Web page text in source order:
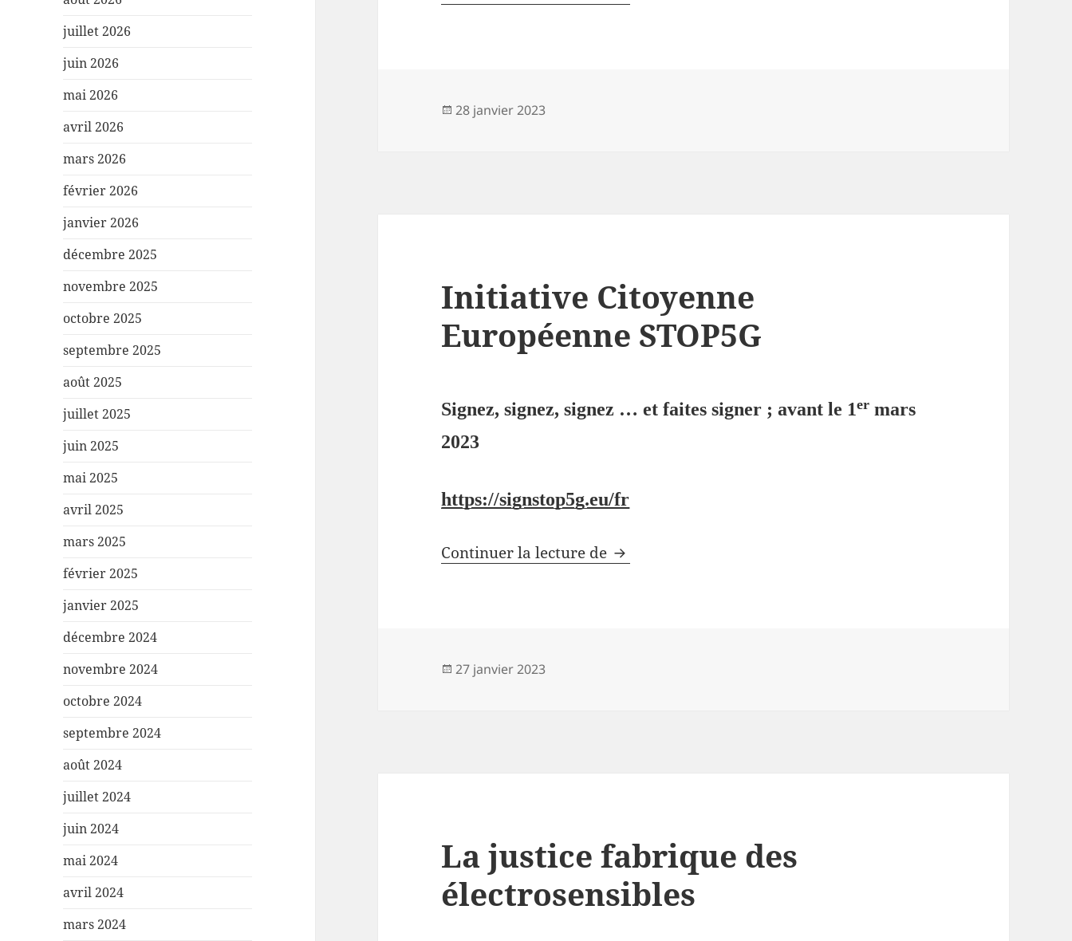
juillet 2026
juin 2026
mai 2026
avril 2026
mars 2026
février 2026
janvier 2026
décembre 2025
novembre 2025
octobre 2025
septembre 2025
août 2025
juillet 2025
juin 2025
mai 2025
avril 2025
mars 2025
février 2025
janvier 2025
décembre 2024
novembre 2024
octobre 2024
septembre 2024
août 2024
juillet 2024
juin 2024
mai 2024
avril 2024
mars 2024
Publié
28 janvier 2023
Initiative Citoyenne
Européenne STOP5G
Signez, signez, signez … et faites signer ; avant le 1er mars
2023
https://signstop5g.eu/fr
Continuer la lecture de Initiative Citoyenne Européenne STOP5G
Publié
27 janvier 2023
La justice fabrique des
électrosensibles